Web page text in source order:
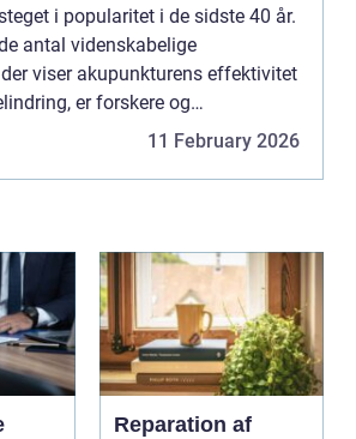
i popularitet i de sidste 40 år.
antal videnskabelige
viser akupunkturens effektivitet
er forskere og
aktivt engageret i en søg...
11 February 2026
Reparation af